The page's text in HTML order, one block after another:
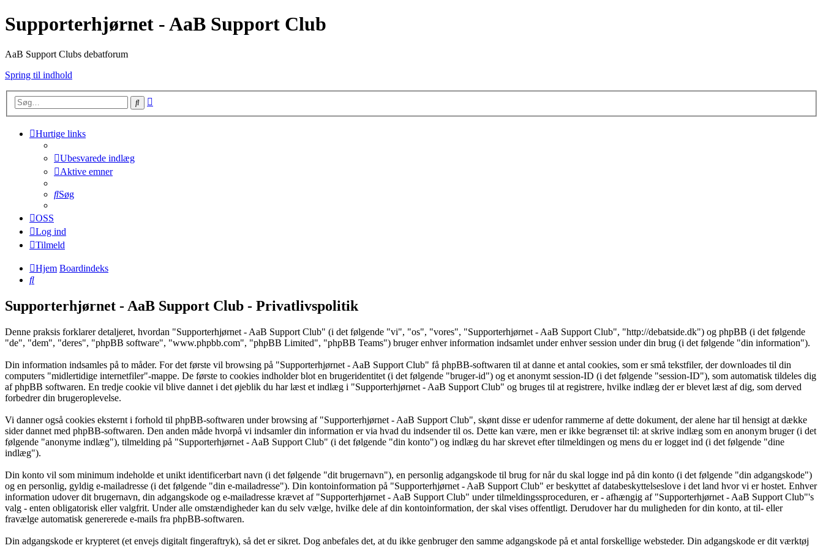
Supporterhjørnet - AaB Support Club
AaB Support Clubs debatforum
Spring til indhold
Søg
Hurtige links
Ubesvarede indlæg
Aktive emner
Søg
OSS
Log ind
Tilmeld
Hjem Boardindeks
Søg
Supporterhjørnet - AaB Support Club - Privatlivspolitik
Denne praksis forklarer detaljeret, hvordan "Supporterhjørnet - AaB Support Club" (i det følgende "vi", "os", "vores", "Supporterhjørnet - AaB Support Club", "http://debatside.dk") og phpBB (i det følgende
"de", "dem", "deres", "phpBB software", "www.phpbb.com", "phpBB Limited", "phpBB Teams") bruger enhver information indsamlet under enhver session under din brug (i det følgende "din information").
Din information indsamles på to måder. For det første vil browsing på "Supporterhjørnet - AaB Support Club" få phpBB-softwaren til at danne et antal cookies, som er små tekstfiler, der downloades til din
computers "midlertidige internetfiler"-mappe. De første to cookies indholder blot en brugeridentitet (i det følgende "bruger-id") og et anonymt session-ID (i det følgende "session-ID"), som automatisk tildeles dig
af phpBB softwaren. En tredje cookie vil blive dannet i det øjeblik du har læst et indlæg i "Supporterhjørnet - AaB Support Club" og bruges til at registrere, hvilke indlæg der er blevet læst af dig, som derved
forbedrer din brugeroplevelse.
Vi danner også cookies eksternt i forhold til phpBB-softwaren under browsing af "Supporterhjørnet - AaB Support Club", skønt disse er udenfor rammerne af dette dokument, der alene har til hensigt at dække
sider dannet med phpBB-softwaren. Den anden måde hvorpå vi indsamler din information er via hvad du indsender til os. Dette kan være, men er ikke begrænset til: at skrive indlæg som en anonym bruger (i det
følgende "anonyme indlæg"), tilmelding på "Supporterhjørnet - AaB Support Club" (i det følgende "din konto") og indlæg du har skrevet efter tilmeldingen og mens du er logget ind (i det følgende "dine
indlæg").
Din konto vil som minimum indeholde et unikt identificerbart navn (i det følgende "dit brugernavn"), en personlig adgangskode til brug for når du skal logge ind på din konto (i det følgende "din adgangskode")
og en personlig, gyldig e-mailadresse (i det følgende "din e-mailadresse"). Din kontoinformation på "Supporterhjørnet - AaB Support Club" er beskyttet af databeskyttelseslove i det land hvor vi er hostet. Enhver
information udover dit brugernavn, din adgangskode og e-mailadresse krævet af "Supporterhjørnet - AaB Support Club" under tilmeldingssproceduren, er - afhængig af "Supporterhjørnet - AaB Support Club"'s
valg - enten obligatorisk eller valgfrit. Under alle omstændigheder kan du selv vælge, hvilke dele af din kontoinformation, der skal vises offentligt. Derudover har du muligheden for din konto, at til- eller
fravælge automatisk genererede e-mails fra phpBB-softwaren.
Din adgangskode er krypteret (et envejs digitalt fingeraftryk), så det er sikret. Dog anbefales det, at du ikke genbruger den samme adgangskode på et antal forskellige websteder. Din adgangskode er dit værktøj